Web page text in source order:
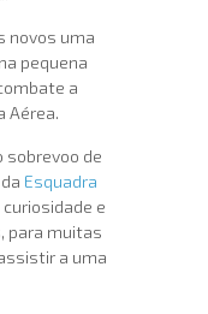
novos uma
pequena
a
Aérea.
sobrevoo de
Esquadra
curiosidade e
para muitas
a uma